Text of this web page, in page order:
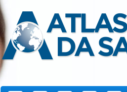
Atlas da Saúde